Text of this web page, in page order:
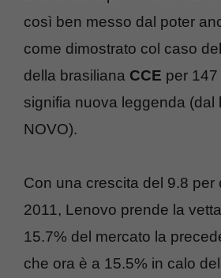
così ben messo dal poter
come dimostrato col caso
della brasiliana CCE per
signifia nuova leggenda (dal
NOVO).
Con una crescita del 9.8 per
2011, Lenovo prende la
15.7% del mercato la
che ora è a 15.5% in calo